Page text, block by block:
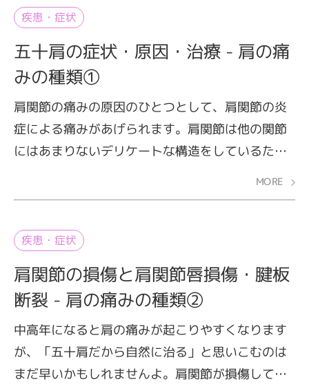
疾患・症状
五十肩の症状・原因・治療 - 肩の痛
みの種類①
肩関節の痛みの原因のひとつとして、肩関節の炎
症による痛みがあげられます。肩関節は他の関節
にはあまりないデリケートな構造をしているた
め、炎症を起こしやすい部位です。特に中高年に
なると、肩関節に炎症が起こりやすくなります。
ようになったという方もいるのではないでしょう
こでは、五十肩の症状や原因について解説しま
す。
MORE
疾患・症状
肩関節の損傷と肩関節唇損傷・腱板
断裂 - 肩の痛みの種類②
中高年になると肩の痛みが起こりやすくなります
が、「五十肩だから自然に治る」と思いこむのは
まだ早いかもしれませんよ。肩関節が損傷してい